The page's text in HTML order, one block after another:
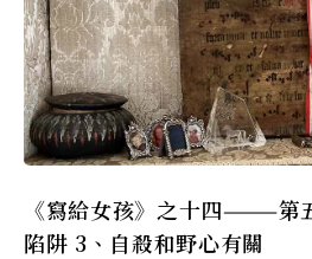
《寫給女孩》之十四———第
陷阱 3、自殺和野心有關